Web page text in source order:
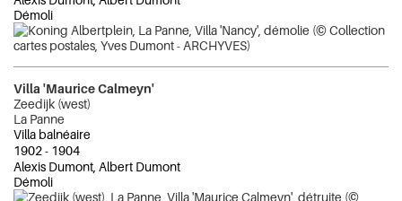
Démoli
Villa 'Maurice Calmeyn'
Zeedijk (west)
La Panne
Villa balnéaire
1902- 1904
Alexis Dumont, Albert Dumont
Démoli